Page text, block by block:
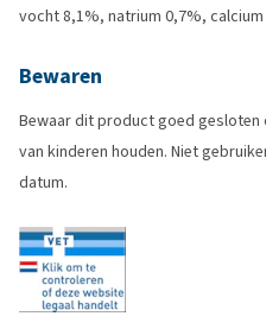
vocht 8,1%, natrium 0,7%,
Bewaren
Bewaar dit product goed gesloten
van kinderen houden. Niet
datum.